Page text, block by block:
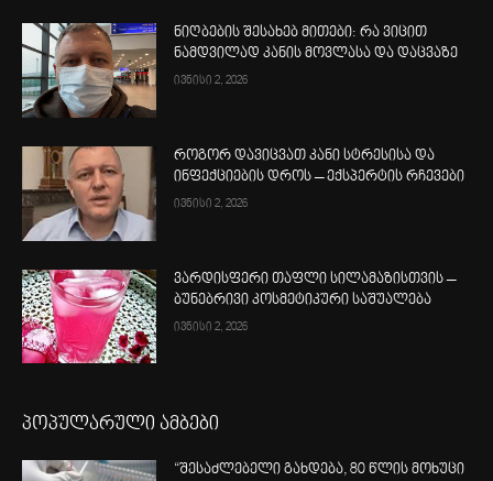
ნიღბების შესახებ მითები: რა ვიცით
ნამდვილად კანის მოვლასა და დაცვაზე
ივნისი 2, 2026
როგორ დავიცვათ კანი სტრესისა და
ინფექციების დროს – ექსპერტის რჩევები
ივნისი 2, 2026
ვარდისფერი თაფლი სილამაზისთვის –
ბუნებრივი კოსმეტიკური საშუალება
ივნისი 2, 2026
პოპულარული ამბები
“შესაძლებელი გახდება, 80 წლის მოხუცი